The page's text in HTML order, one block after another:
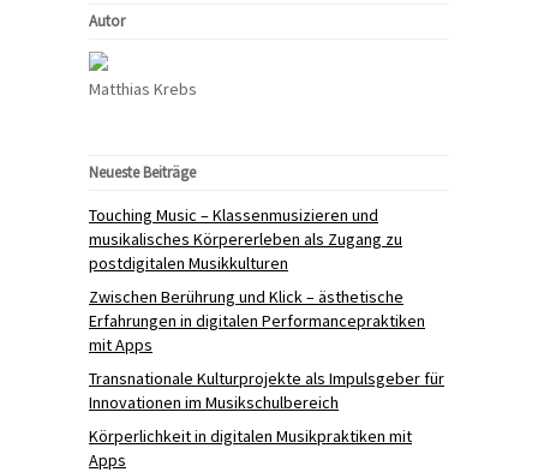
Autor
Matthias Krebs
Neueste Beiträge
Touching Music – Klassenmusizieren und
musikalisches Körpererleben als Zugang zu
postdigitalen Musikkulturen
Zwischen Berührung und Klick – ästhetische
Erfahrungen in digitalen Performancepraktiken
mit Apps
Transnationale Kulturprojekte als Impulsgeber für
Innovationen im Musikschulbereich
Körperlichkeit in digitalen Musikpraktiken mit
Apps